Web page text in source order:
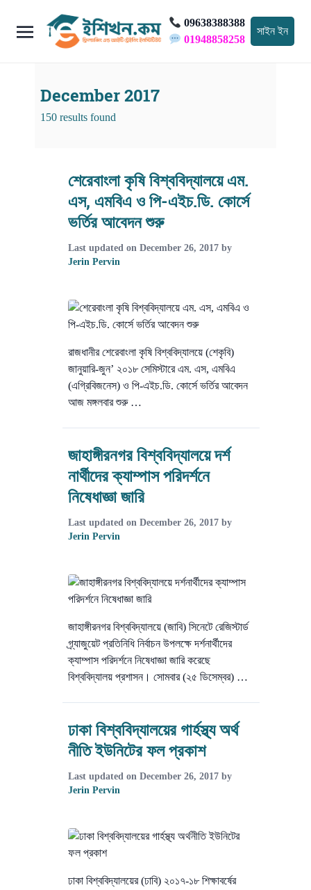
09638388388
01948858258
সাইন ইন
December 2017
150 results found
শেরেবাংলা কৃষি বিশ্ববিদ্যালয়ে এম.
এস, এমবিএ ও পি-এইচ.ডি. কোর্সে
ভর্তির আবেদন শুরু
Last updated on December 26, 2017 by
Jerin Pervin
রাজধানীর শেরেবাংলা কৃষি বিশ্ববিদ্যালয়ে (শেকৃবি)
জানুয়ারি-জুন’ ২০১৮ সেমিস্টারে এম. এস, এমবিএ
(এগ্রিবিজনেস) ও পি-এইচ.ডি. কোর্সে ভর্তির আবেদন
আজ মঙ্গলবার শুরু …
জাহাঙ্গীরনগর বিশ্ববিদ্যালয়ে দর্শ
নার্থীদের ক্যাম্পাস পরিদর্শনে
নিষেধাজ্ঞা জারি
Last updated on December 26, 2017 by
Jerin Pervin
জাহাঙ্গীরনগর বিশ্ববিদ্যালয়ে (জাবি) সিনেটে রেজিস্টার্ড
গ্র্যাজুয়েট প্রতিনিধি নির্বাচন উপলক্ষে দর্শনার্থীদের
ক্যাম্পাস পরিদর্শনে নিষেধাজ্ঞা জারি করেছে
বিশ্ববিদ্যালয় প্রশাসন। সোমবার (২৫ ডিসেম্বর) …
ঢাকা বিশ্ববিদ্যালয়ের গার্হস্থ্য অর্থ
নীতি ইউনিটের ফল প্রকাশ
Last updated on December 26, 2017 by
Jerin Pervin
ঢাকা বিশ্ববিদ্যালয়ের (ঢাবি) ২০১৭-১৮ শিক্ষাবর্ষের